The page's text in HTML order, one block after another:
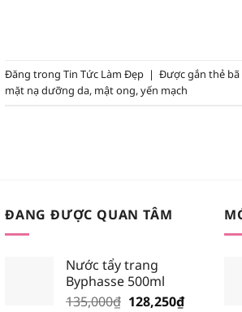
Đăng trong Tin Tức Làm Đẹp | Được gắn thẻ bã
mặt nạ dưỡng da, mật ong,yến mạch
ĐANG ĐƯỢC QUAN TÂM
Nước tẩy trang
Byphasse 500ml
135,000₫ Giá
128,250₫Giá